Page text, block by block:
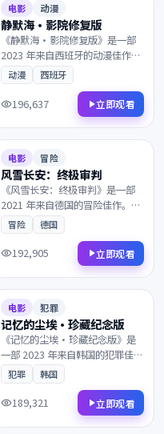
8.4
电影 动漫
静默海·影院修复版
《静默海·影院修复版》是一部
2023 年来自西班牙的动漫佳作。
风雪覆盖了北纬零度的边境，主
角踏上一段关于救赎与重生的旅
程。镜头与配乐的张力让每一帧
都值得细细品鉴，影迷不容错
过。
动漫 西班牙
196,637 立即观看
7.3
电影 冒险
风雪长安：终极审判
《风雪长安：终极审判》是一部
2021 年来自德国的冒险佳作。当
真相只剩一线之隔，一个普通人
意外卷入了跨国阴谋的中心。叙
事节奏张弛有度，演员表演收放
自如，影迷不容错过。
冒险 德国
192,905 立即观看
8.2
电影 犯罪
记忆的尘埃·珍藏纪念版
《记忆的尘埃·珍藏纪念版》是
一部 2023 年来自韩国的犯罪佳
作。当现实与回忆的界限渐渐模
糊，一段隐忍多年的爱意终于得
以释放。值得在大银幕上反复品
味的诚意之作，影迷不容错过。
犯罪 韩国
189,321 立即观看